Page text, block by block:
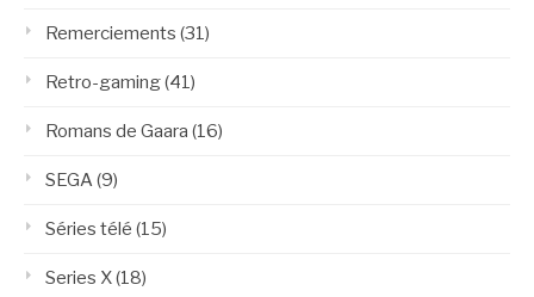
Remerciements (31)
Retro-gaming(41)
Romans de Gaara (16)
SEGA(9)
Séries télé (15)
Series X(18)